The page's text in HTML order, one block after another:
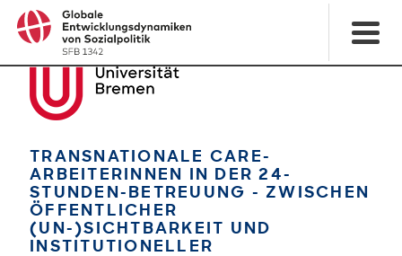
TRANSNATIONALE CARE-
ARBEITERINNEN IN DER 24-
STUNDEN-BETREUUNG - ZWISCHEN
ÖFFENTLICHER
(UN-)SICHTBARKEIT UND
INSTITUTIONELLER